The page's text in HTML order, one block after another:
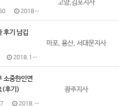
2018.10.29
고양,김포지사
후기 남깁
2018.10.29
마포, 용산, 서대문지사
소중한인연
(후기)
2018.10.27
광주지사